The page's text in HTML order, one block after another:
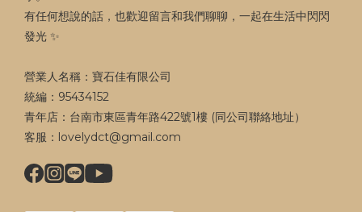
有任何想說的話，也歡迎留言和我們聊聊，一起在生活中閃閃
發光 ✨
營業人名稱：寶石佳有限公司
統編：95434152
青年店：台南市東區青年路422號1樓 (同公司聯絡地址）
客服：lovelydct@gmail.com